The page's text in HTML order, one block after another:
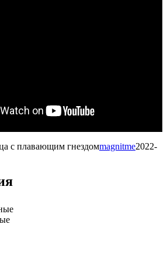
с плавающим гнездомmagnitme2022-